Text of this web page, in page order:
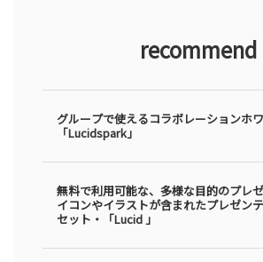
recommend
グループで使えるコラボレーションホ
「Lucidspark」
無料で利用可能な、多様な目的のプレ
イコンやイラストが含まれたプレゼン
セット・「Lucid 」